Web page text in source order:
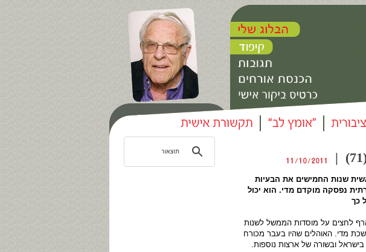
שנות החמישים את הבעיות
נפסקה מוקדם מדי. הוא יכול
כך
לחצים על מוסדות הממשל לשנות
מדי. האוהלים שהיו בעבר מכורח
ובשורה של ארצות נוספות.